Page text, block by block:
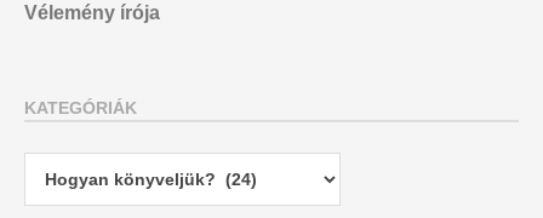
Vélemény írója
KATEGÓRIÁK